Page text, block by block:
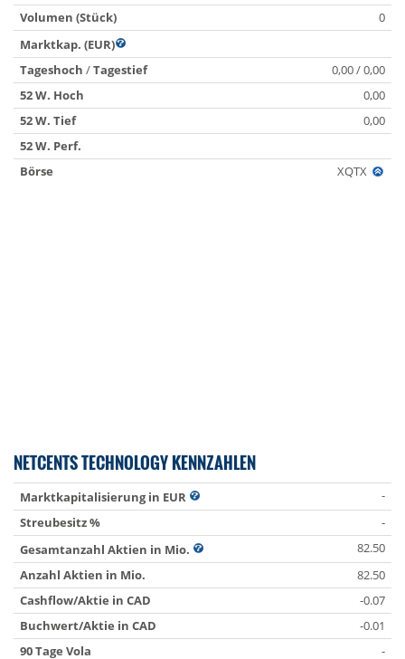
Volumen (Stück)
0
Marktkap. (EUR)
Tageshoch /Tagestief
0,00 / 0,00
52 W. Hoch
0,00
52 W. Tief
0,00
52 W. Perf.
Börse
XQTX
NETCENTS TECHNOLOGY KENNZAHLEN
Marktkapitalisierung in EUR
-
Streubesitz %
-
Gesamtanzahl Aktien in Mio.
82.50
Anzahl Aktien in Mio.
82.50
Cashflow/Aktie in CAD
-0.07
Buchwert/Aktie in CAD
-0.01
90 Tage Vola
-